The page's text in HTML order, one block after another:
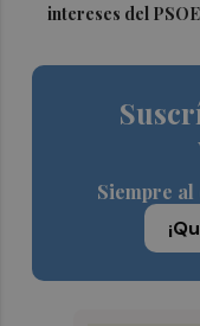
intereses del
Siempre